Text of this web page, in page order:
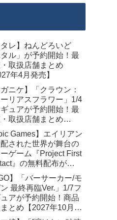
タレ】ねんどろいど
タル」が予約開始！最
取扱店舗まとめ
年4月発売】
ガニケ】「クラウン：
リアスフラワー」1/4
ュアが予約開始！最
取扱店舗まとめ
年5月発売】
Games】エイリアン
された世界が舞台の
ゲーム『Project First
』の無料配布が
年8月18日午前7時まで
間限定で開始
】「バーサーカー/モ
最終再臨Ver.」1/7フ
ュアが予約開始！商品
とめ【2027年10月発